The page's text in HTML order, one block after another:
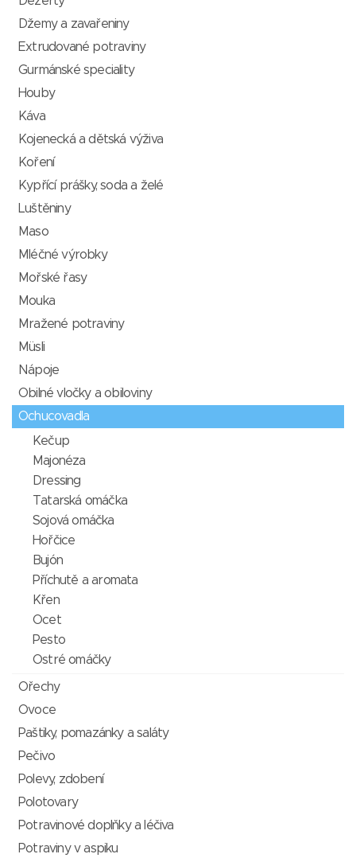
Džemy a zavařeniny
Extrudované potraviny
Gurmánské speciality
Houby
Káva
Kojenecká a dětská výživa
Koření
Kypřící prášky, soda a želé
Luštěniny
Maso
Mléčné výrobky
Mořské řasy
Mouka
Mražené potraviny
Müsli
Nápoje
Obilné vločky a obiloviny
Ochucovadla
Kečup
Majonéza
Dressing
Tatarská omáčka
Sojová omáčka
Hořčice
Bujón
Příchutě a aromata
Křen
Ocet
Pesto
Ostré omáčky
Ořechy
Ovoce
Paštiky, pomazánky a saláty
Pečivo
Polevy, zdobení
Polotovary
Potravinové doplňky a léčiva
Potraviny v aspiku